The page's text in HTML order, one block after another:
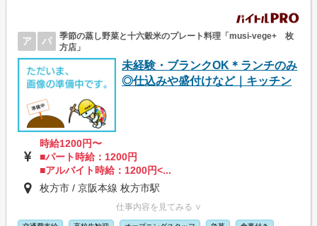
ア パ
季節の蒸し野菜と十六穀米のプレート料理「musi-vege+ 枚
方店」
未経験・ブランクOK＊ランチのみ
◎仕込みや盛付けなど｜キッチン
時給1200円〜
■パート時給：1200円
■アルバイト時給：1200円<...
枚方市 / 京阪本線 枚方市駅
仕事内容を見てみる ∨